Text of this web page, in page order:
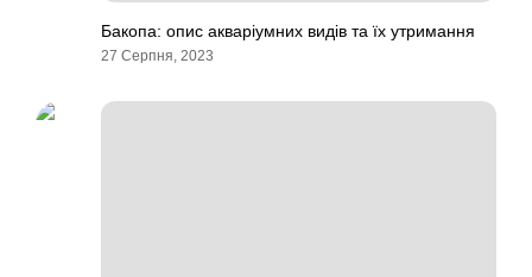
Бакопа: опис акваріумних видів та їх утримання
27 Серпня, 2023